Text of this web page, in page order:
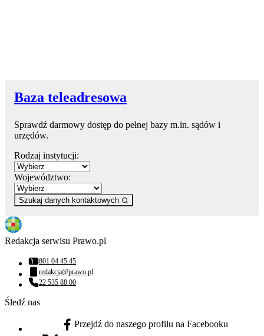
Baza teleadresowa
Sprawdź darmowy dostęp do pełnej bazy m.in. sądów i
urzędów.
Rodzaj instytucji:
Województwo:
Szukaj danych kontaktowych
Redakcja serwisu Prawo.pl
Numer telefonu:
801 04 45 45
Adres email:
redakcja@prawo.pl
Numer telefonu:
22 535 88 00
Śledź nas
facebook - otwiera się w nowej karcie
Przejdź do naszego profilu na Facebooku